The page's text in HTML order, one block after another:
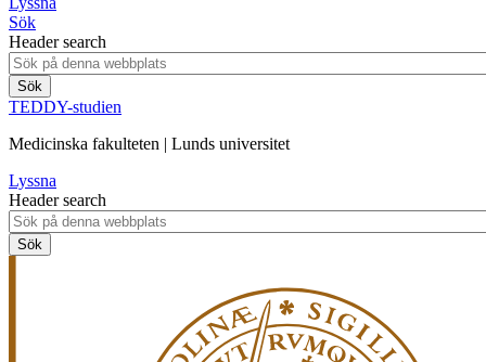
Sök
Header search
TEDDY-studien
Medicinska fakulteten | Lunds universitet
Lyssna
Header search